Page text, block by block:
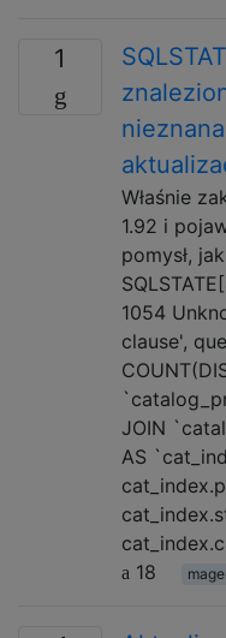
1
Właśnie
1.92 i
pomysł,
1054
clause',
JOIN
AS
18